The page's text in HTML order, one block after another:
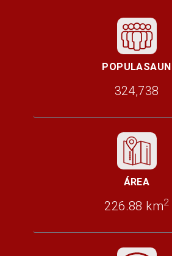
POPULASAUN
324,738
ÁREA
226.88 km2